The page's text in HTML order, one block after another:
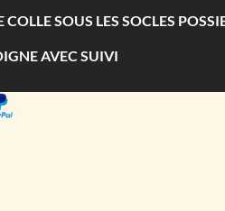
COLLE SOUS LES SOCLES
AVEC SUIVI